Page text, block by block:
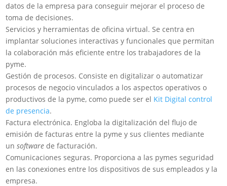
datos de la empresa para conseguir mejorar el proceso de
toma de decisiones.
Servicios y herramientas de oficina virtual. Se centra en
implantar soluciones interactivas y funcionales que permitan
la colaboración más eficiente entre los trabajadores de la
pyme.
Gestión de procesos. Consiste en digitalizar o automatizar
procesos de negocio vinculados a los aspectos operativos o
productivos de la pyme, como puede ser el Kit Digital control
de presencia.
Factura electrónica. Engloba la digitalización del flujo de
emisión de facturas entre la pyme y sus clientes mediante
unsoftware de facturación.
Comunicaciones seguras. Proporciona a las pymes seguridad
en las conexiones entre los dispositivos de sus empleados y la
empresa.